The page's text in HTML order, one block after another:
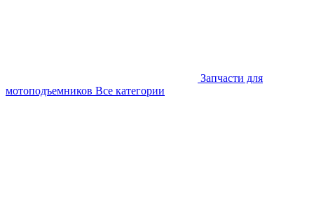
Запчасти для
мотоподъемников Все категории